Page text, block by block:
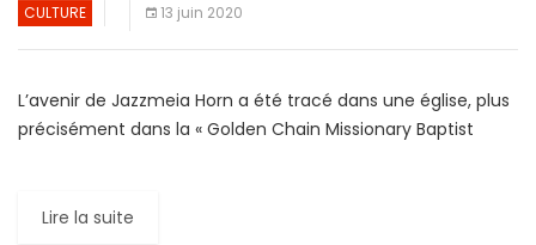
CULTURE 13 juin 2020
L’avenir de Jazzmeia Horn a été tracé dans une église, plus
précisément dans la « Golden Chain Missionary Baptist
Lire la suite